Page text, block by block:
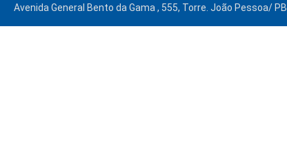
Avenida General Bento da Gama , 555, Torre. João Pessoa/ PB